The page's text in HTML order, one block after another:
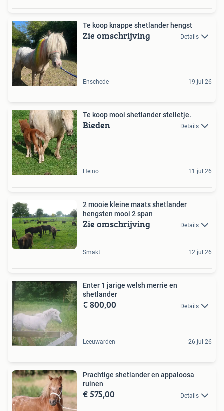
Te koop knappe shetlander hengst
Zie omschrijving Details
Enschede 19 jul 26
Te koop mooi shetlander stelletje.
Bieden Details
Heino 11 jul 26
2 mooie kleine maats shetlander
hengsten mooi 2 span
Zie omschrijving Details
Smakt 12 jul 26
Enter 1 jarige welsh merrie en
shetlander
€ 800,00 Details
Leeuwarden 26 jul 26
Prachtige shetlander en appaloosa
ruinen
€ 575,00 Details